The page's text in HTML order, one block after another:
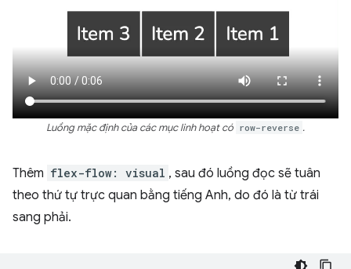
Luồng mặc định của các mục linh hoạt có row-reverse .
Thêm flex-flow: visual , sau đó luồng đọc sẽ tuân
theo thứ tự trực quan bằng tiếng Anh, do đó là từ trái
sang phải.